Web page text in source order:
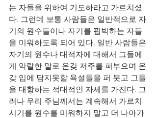
는 자들을 위하여 기도하라고 가르치셨
다. 그런데 보통 사람들은 일반적으로 자
기의 원수들이나 자기를 핍박하는 자들
을 미워하도록 되어 있다. 일반 사람들은
자기의 원수나 대적자에 대해서 그들에
게 악랄한 말로 온갖 저주를 퍼부으며 온
갖 입에 담지못할 욕설들을 퍼 붓고 그들
을 대항하는 적대적인 자세를 가진다. 그
러나 우리 주님께서는 계속해서 가르치
시기를 원수를 미워하지 말고 더 나아가